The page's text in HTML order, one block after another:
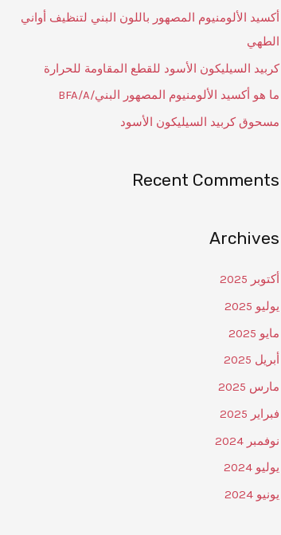
أكسيد الألومنيوم المصهور باللون البني لتنظيف أواني
الطهي
كربيد السيليكون الأسود للقطع المقاومة للحرارة
ما هو أكسيد الألومنيوم المصهور البني/BFA/A
مسحوق كربيد السيليكون الأسود
Recent Comments
Archives
أكتوبر 2025
يوليو 2025
مايو 2025
أبريل 2025
مارس 2025
فبراير 2025
نوفمبر 2024
يوليو 2024
يونيو 2024